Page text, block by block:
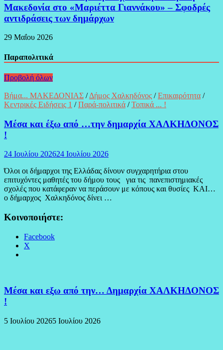
Μακεδονία στο «Μαριέττα Γιαννάκου» – Σφοδρές
αντιδράσεις των δημάρχων
29 Μαΐου 2026
Παραπολιτικά
Προβολή όλων
Βήμα... ΜΑΚΕΔΟΝΙΑΣ /Δήμος Χαλκηδόνος /Επικαιρότητα /
Κεντρικές Ειδήσεις 1 /Παρά-πολιτικά /Τοπικά ... !
Μέσα και έξω από …την δημαρχία ΧΑΛΚΗΔΟΝΟΣ
!
24 Ιουλίου 202624 Ιουλίου 2026
Όλοι οι δήμαρχοι της Ελλάδας δίνουν συγχαρητήρια στου
επιτυχόντες μαθητές του δήμου τους για τις πανεπιστημιακές
σχολές που κατάφεραν να περάσουν με κόπους και θυσίες ΚΑΙ…
ο δήμαρχος Χαλκηδόνος δίνει …
Κοινοποιήστε:
Facebook
X
Μέσα και εξω από την… Δημαρχία ΧΑΛΚΗΔΟΝΟΣ
!
5 Ιουλίου 20265 Ιουλίου 2026